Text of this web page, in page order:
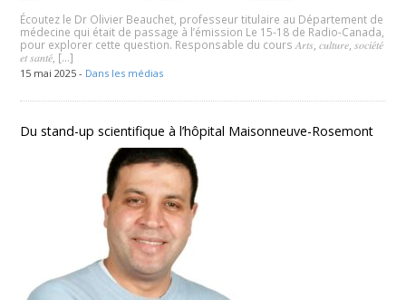
Écoutez le Dr Olivier Beauchet, professeur titulaire au Département de
médecine qui était de passage à l’émission Le 15-18 de Radio-Canada,
pour explorer cette question. Responsable du cours 𝐴𝑟𝑡𝑠, 𝑐𝑢𝑙𝑡𝑢𝑟𝑒, 𝑠𝑜𝑐𝑖𝑒́𝑡𝑒́
𝑒𝑡 𝑠𝑎𝑛𝑡𝑒́, […]
15 mai 2025 - Dans les médias
Du stand-up scientifique à l’hôpital Maisonneuve-Rosemont